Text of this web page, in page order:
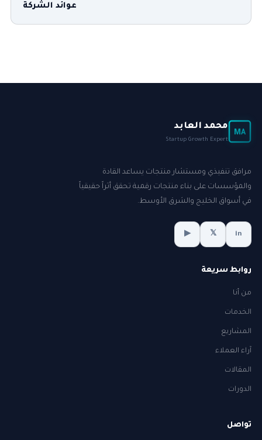
عوائد الشركة
MA
محمد العابد
Startup Growth Expert
مرافق تنفيذي ومستشار منتجات يساعد القادة
والمؤسسات على بناء منتجات رقمية تحقق أثراً حقيقياً
في أسواق الخليج والشرق الأوسط.
in
𝕏
▶
روابط سريعة
من أنا
الخدمات
المشاريع
آراء العملاء
المقالات
الدورات
تواصل